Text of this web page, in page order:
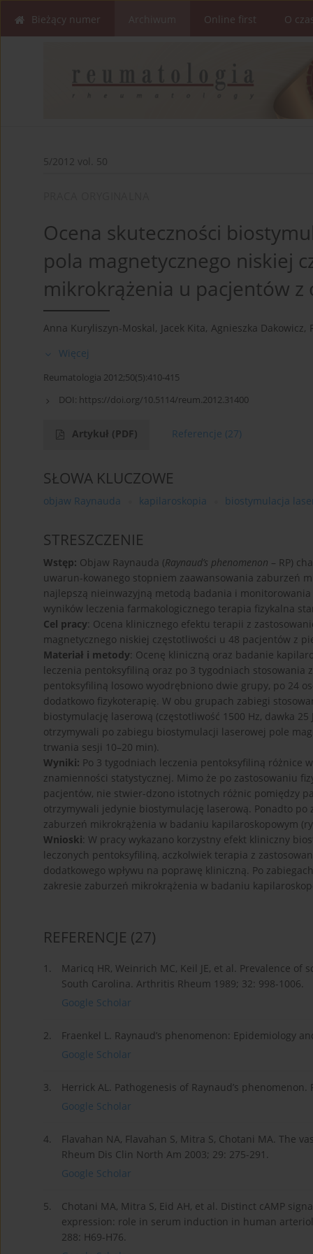
Bieżący numer Online first O
5/2012 vol. 50
Ocena skuteczności
pola magnetycznego niskiej
mikrokrążenia u pacjentów z
Anna Kuryliszyn-Moskal, Jacek Kita, Agnieszka Dakowicz,
Więcej
Reumatologia 2012;50(5):410-415
DOI: https://doi.org/10.5114/reum.2012.31400
Artykuł (PDF) Referencje (27)
SŁOWA KLUCZOWE
objaw Raynauda kapilaroskopia biostymulacja
STRESZCZENIE
Wstęp: Objaw Raynauda (Raynaud’s phenomenon – RP)
uwarun-kowanego stopniem zaawansowania zaburzeń
najlepszą nieinwazyjną metodą badania i
wyników leczenia farmakologicznego terapia fizykalna
Cel pracy: Ocena klinicznego efektu terapii z
magnetycznego niskiej częstotliwości u 48 pacjentów z
Materiał i metody: Ocenę kliniczną oraz badanie
leczenia pentoksyfiliną oraz po 3 tygodniach stosowania
pentoksyfiliną losowo wyodrębniono dwie grupy, po 24
dodatkowo fizykoterapię. W obu grupach zabiegi
biostymulację laserową (częstotliwość 1500 Hz, dawka 25
otrzymywali po zabiegu biostymulacji laserowej pole
trwania sesji 10–20 min).
Wyniki: Po 3 tygodniach leczenia pentoksyfiliną różnice
znamienności statystycznej. Mimo że po zastosowaniu
pacjentów, nie stwier-dzono istotnych różnic pomiędzy
otrzymywali jedynie biostymulację laserową. Ponadto
zaburzeń mikrokrążenia w badaniu kapilaroskopowym
Wnioski: W pracy wykazano korzystny efekt kliniczny
leczonych pentoksyfiliną, aczkolwiek terapia z
dodatkowego wpływu na poprawę kliniczną. Po
zakresie zaburzeń mikrokrążenia w badaniu
REFERENCJE (27)
1.
Maricq HR, Weinrich MC, Keil JE, et al. Prevalence
South Carolina. Arthritis Rheum 1989; 32: 998-1006.
Google Scholar
2.
Fraenkel L. Raynaud’s phenomenon: Epidemiology
Google Scholar
3.
Herrick AL. Pathogenesis of Raynaud’s
Google Scholar
4.
Flavahan NA, Flavahan S, Mitra S, Chotani MA. The
Rheum Dis Clin North Am 2003; 29: 275-291.
Google Scholar
5.
Chotani MA, Mitra S, Eid AH, et al. Distinct cAMP
expression: role in serum induction in human
288: H69-H76.